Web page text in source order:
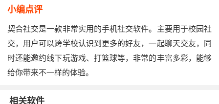
小编点评
契合社交是一款非常实用的手机社交软件。主要用于校园社
交，用户可以跨学校认识到更多的好友，一起聊天交友，同
时还能邀约线下玩游戏、打篮球等，非常的丰富多彩，能够
给你带来不一样的体验。
相关软件